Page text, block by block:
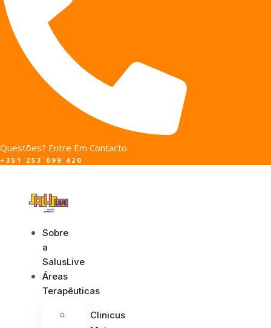
Questões? Entre Em Contacto
+351 253 099 420
Sobre
a
SalusLive
Áreas
Terapêuticas
Clinicus